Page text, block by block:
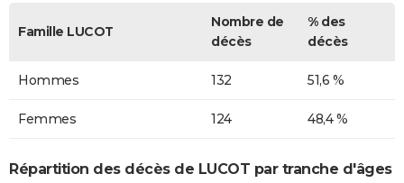
Famille LUCOT
Nombre de
décès
% des
décès
Hommes 132 51,6 %
Femmes 124 48,4 %
Répartition des décès de LUCOT par tranche d'âges